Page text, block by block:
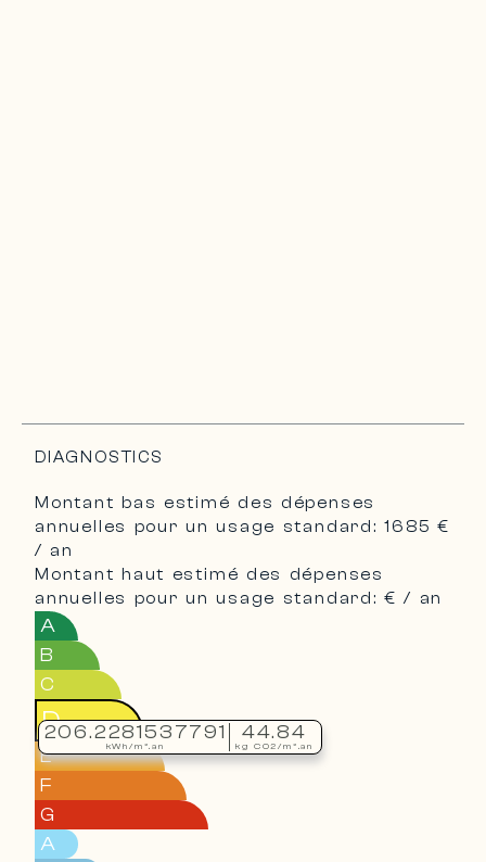
DIAGNOSTICS
Montant bas estimé des dépenses
annuelles pour un usage standard: 1685 €
/ an
Montant haut estimé des dépenses
annuelles pour un usage standard: € / an
A
B
C
D
E
F
G
206.2281537791
kWh/m².an
44.84
kg CO2/m².an
A